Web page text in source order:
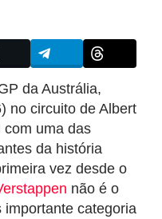
da Austrália,
no circuito de Albert
com uma das
da história
vez desde o
não é o
categoria